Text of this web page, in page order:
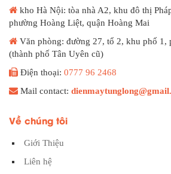
kho Hà Nội: tòa nhà A2, khu đô thị
phường Hoàng Liệt, quận Hoàng Mai
Văn phòng: đường 27, tổ 2, khu phố 1,
(thành phố Tân Uyên cũ)
Điện thoại: 0777 96 2468
Mail contact:
Về chúng tôi
Giới Thiệu
Liên hệ